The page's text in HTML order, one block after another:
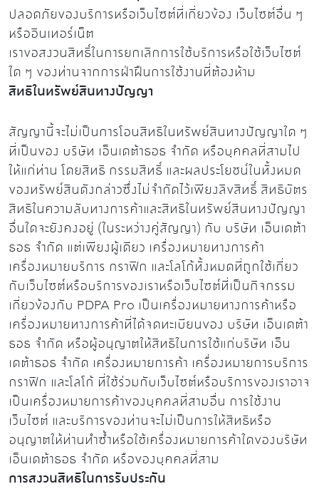
ปลอดภัยของบริการหรือเว็บไซต์ที่เกี่ยวข้อง เว็บไซต์อื่น ๆ
หรืออินเทอร์เน็ต
เราขอสงวนสิทธิ์ในการยกเลิกการใช้บริการหรือใช้เว็บไซต์
ใด ๆ ของท่านจากการฝ่าฝืนการใช้งานที่ต้องห้าม
สิทธิในทรัพย์สินทางปัญญา
สัญญานี้จะไม่เป็นการโอนสิทธิในทรัพย์สินทางปัญญาใด ๆ
ที่เป็นของ บริษัท เอ็นเดต้าธอธ จำกัด หรือบุคคลที่สามไป
ให้แก่ท่าน โดยสิทธิ กรรมสิทธิ์ และผลประโยชน์ในทั้งหมด
ของทรัพย์สินดังกล่าวซึ่งไม่จำกัดไว้เพียงลิขสิทธิ์ สิทธิบัตร
สิทธิในความลับทางการค้าและสิทธิในทรัพย์สินทางปัญญา
อื่นใดจะยังคงอยู่ (ในระหว่างคู่สัญญา) กับ บริษัท เอ็นเดต้า
ธอธ จำกัด แต่เพียงผู้เดียว เครื่องหมายทางการค้า
เครื่องหมายบริการ กราฟิก และโลโก้ทั้งหมดที่ถูกใช้เกี่ยว
กับเว็บไซต์หรือบริการของเราหรือเว็บไซต์ที่เป็นกิจกรรม
เกี่ยวข้องกับ PDPA Pro เป็นเครื่องหมายทางการค้าหรือ
เครื่องหมายทางการค้าที่ได้จดทะเบียนของ บริษัท เอ็นเดต้า
ธอธ จำกัด หรือผู้อนุญาตให้สิทธิในการใช้แก่บริษัท เอ็น
เดต้าธอธ จำกัด เครื่องหมายการค้า เครื่องหมายการบริการ
กราฟิก และโลโก้ ที่ใช้ร่วมกับเว็บไซต์หรือบริการของเราอาจ
เป็นเครื่องหมายการค้าของบุคคลที่สามอื่น การใช้งาน
เว็บไซต์ และบริการของท่านจะไม่เป็นการให้สิทธิหรือ
อนุญาตให้ท่านทำซ้ำหรือใช้เครื่องหมายการค้าใดของบริษัท
เอ็นเดต้าธอธ จำกัด หรือของบุคคลที่สาม
การสงวนสิทธิในการรับประกัน